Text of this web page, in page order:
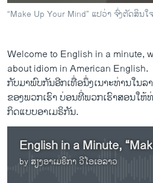
ພາສາອັງກິດ
ສຽງ
ລາຍການກະຈາຍສຽງ
ລາຍງານ
ຕິດຕາມພວກເຮົາ ທີ່
ພາສາຕ່າງໆ
“Make Up Your Mind” ແປ​ວ່າ ຈົ່ງ​ຕັດ​ສິນ​ໃ
Welcome to English in a minute,
about idiom in American English.
ກັບ​ມາພົບ​ກັນ​ອີກ​ເທື່ອ​ນຶ່ງເນາະ​ທ່ານໃນ​ລ
ຂອງ​ພວກ​ເຮົາ ບ່ອນ​ທີ່​ພວກ​ເຮົາ​ສອນ​ໃຫ້​
ກິດ​ແບບ​ອາ​ເມ​ຣິ​ກັນ.
by ສຽງອາເມຣິກາ ວີໂອເອລາວ
No media source